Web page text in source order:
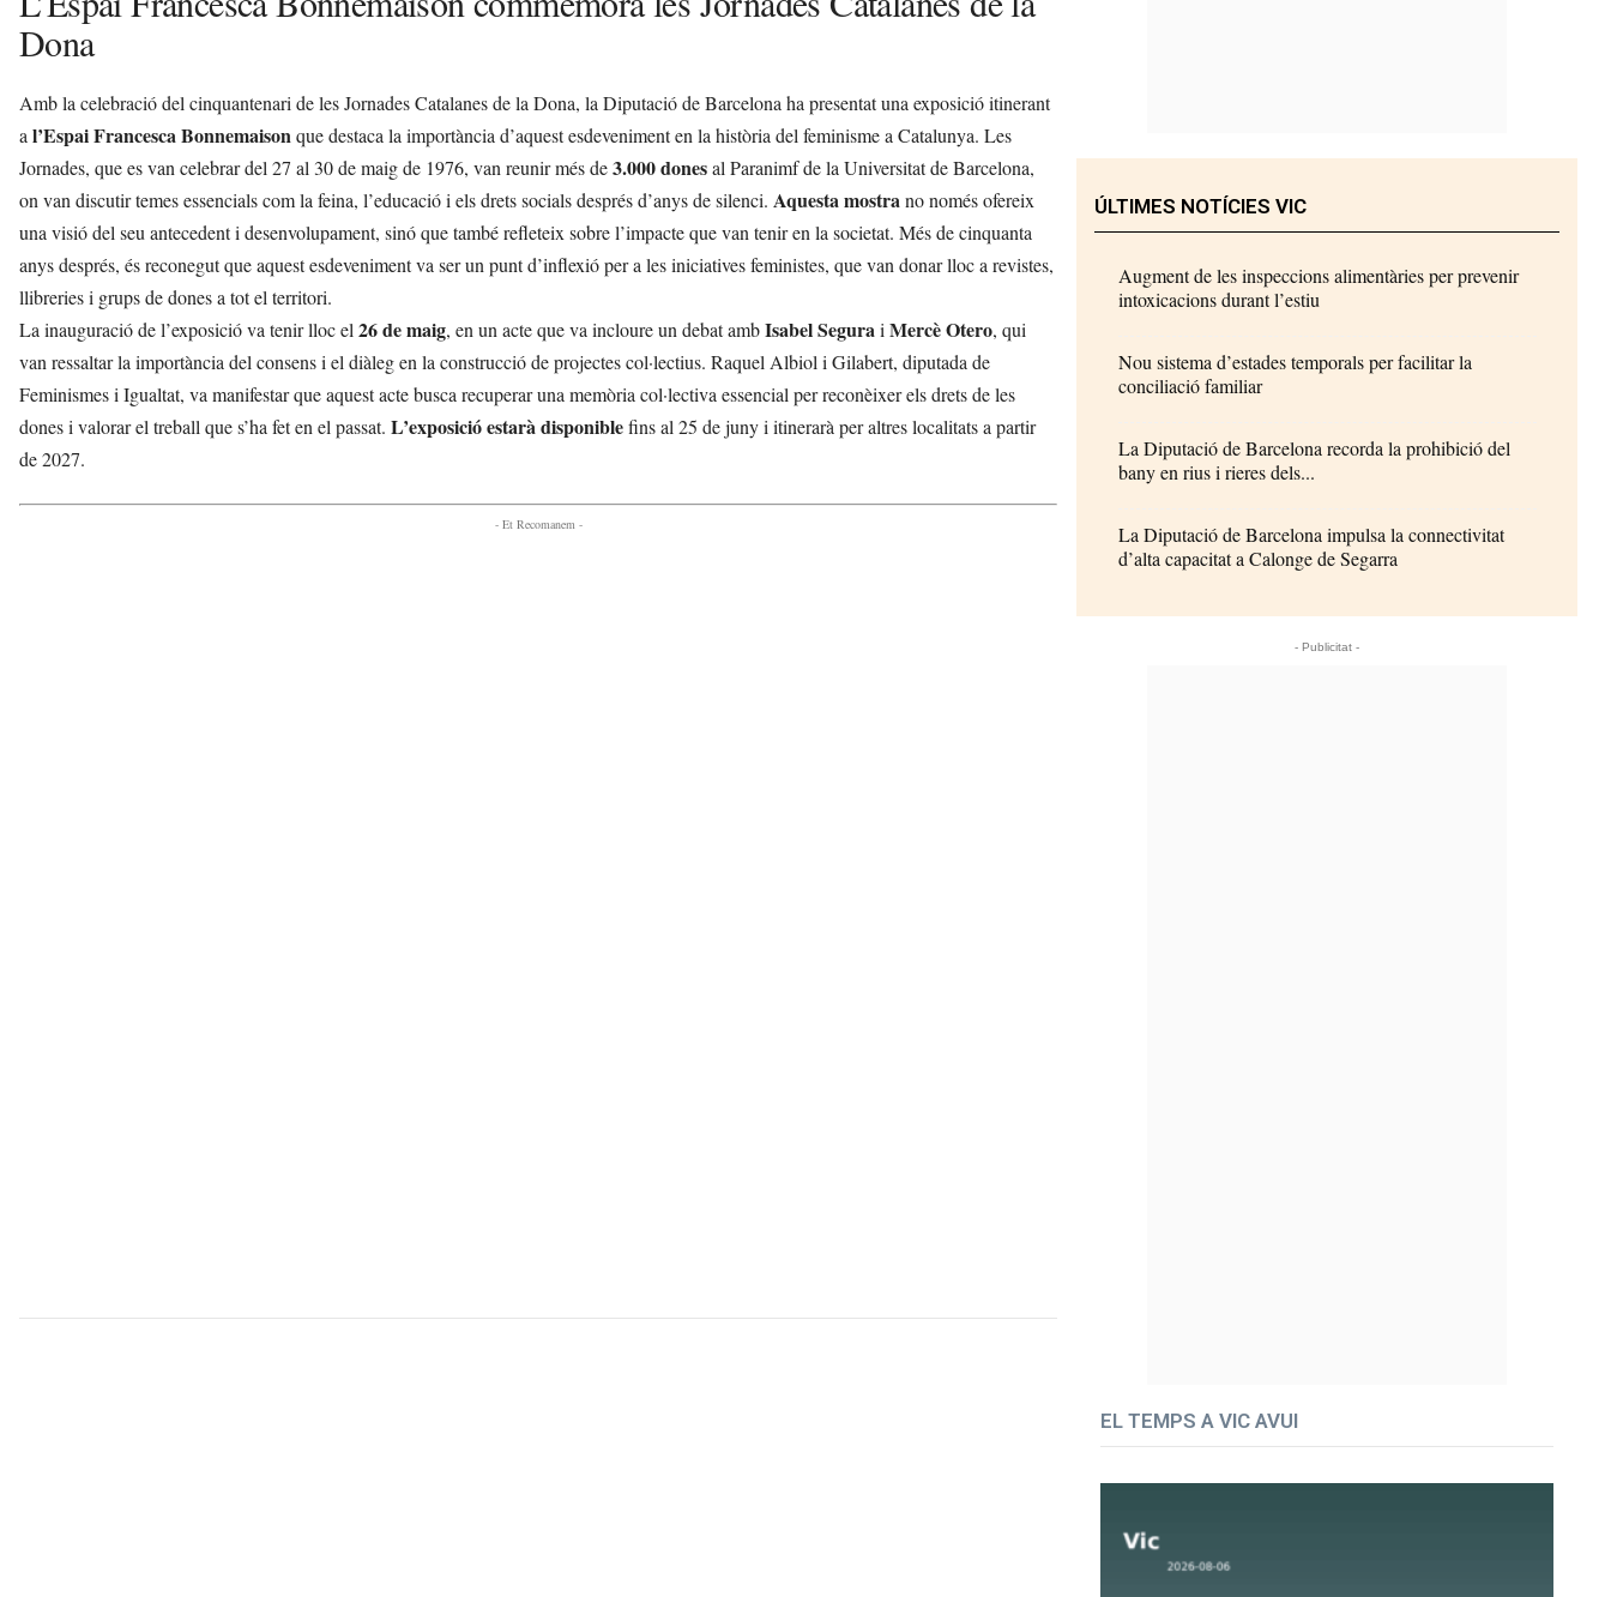
Dona
Amb la celebració del cinquantenari de les Jornades Catalanes de la Dona, la Diputació de Barcelona ha presentat una exposició itinerant
al’Espai Francesca Bonnemaisonque destaca la importància d’aquest esdeveniment en la història del feminisme a Catalunya. Les
Jornades, que es van celebrar del 27 al 30 de maig de 1976, van reunir més de3.000 donesal Paranimf de la Universitat de Barcelona,
on van discutir temes essencials com la feina, l’educació i els drets socials després d’anys de silenci. Aquesta mostrano només ofereix
una visió del seu antecedent i desenvolupament, sinó que també refleteix sobre l’impacte que van tenir en la societat. Més de cinquanta
anys després, és reconegut que aquest esdeveniment va ser un punt d’inflexió per a les iniciatives feministes, que van donar lloc a revistes,
llibreries i grups de dones a tot el territori.
La inauguració de l’exposició va tenir lloc el26 de maig, en un acte que va incloure un debat ambIsabel SeguraiMercè Otero, qui
van ressaltar la importància del consens i el diàleg en la construcció de projectes col·lectius. Raquel Albiol i Gilabert, diputada de
Feminismes i Igualtat, va manifestar que aquest acte busca recuperar una memòria col·lectiva essencial per reconèixer els drets de les
dones i valorar el treball que s’ha fet en el passat. L’exposició estarà disponiblefins al 25 de juny i itinerarà per altres localitats a partir
de 2027.
- Et Recomanem -
ÚLTIMES NOTÍCIES VIC
Augment de les inspeccions alimentàries per prevenir
intoxicacions durant l’estiu
Nou sistema d’estades temporals per facilitar la
conciliació familiar
La Diputació de Barcelona recorda la prohibició del
bany en rius i rieres dels...
La Diputació de Barcelona impulsa la connectivitat
d’alta capacitat a Calonge de Segarra
- Publicitat -
EL TEMPS A VIC AVUI